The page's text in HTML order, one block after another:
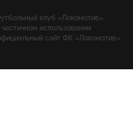
клуб «Локомотив»,
использовании
сайт ФК «Локомотив»